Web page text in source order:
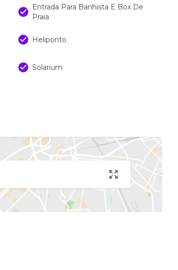
Entrada Para Banhista E Box De
Praia
Heliponto
Solarium